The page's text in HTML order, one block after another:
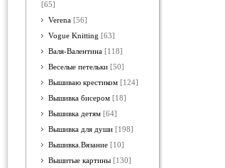
[65]
Verena [56]
Vogue Knitting [63]
Валя-Валентина [118]
Веселые петельки [50]
Вышиваю крестиком [124]
Вышивка бисером [18]
Вышивка детям [64]
Вышивка для души [198]
Вышивка.Вязание [10]
Вышитые картины [130]